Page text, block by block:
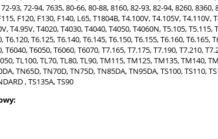
93, 72-94, 7635, 80-66, 80-88, 8160, 82-93, 82-94, 8260, 8360,
F120, F130, F140, L65, T1804B, T4.100V, T4.105V, T4.110V,
T4.95V, T4020, T4030, T4040, T4050, T4060N, T5.105, T5.115,
T6.120, T6.125, T6.140, T6.145, T6.150, T6.155, T6.160, T6.165,
T6040, T6050, T6060, T6070, T7.165, T7.175, T7.190, T7.210,
TL100, TL70, TL80, TL90, TM115, TM125, TM135, TM140,
TN65D, TN70D, TN75D, TN85DA, TN95DA, TS100, TS110,
, TS135A, TS90